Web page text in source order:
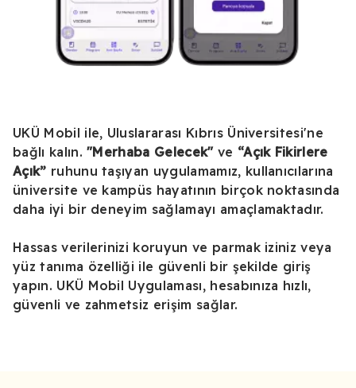
UKÜ Mobil ile, Uluslararası Kıbrıs Üniversitesi'ne
bağlı kalın."Merhaba Gelecek"ve “Açık Fikirlere
Açık” ruhunu taşıyan uygulamamız, kullanıcılarına
üniversite ve kampüs hayatının birçok noktasında
daha iyi bir deneyim sağlamayı amaçlamaktadır.
Hassas verilerinizi koruyun ve parmak iziniz veya
yüz tanıma özelliği ile güvenli bir şekilde giriş
yapın. UKÜ Mobil Uygulaması, hesabınıza hızlı,
güvenli ve zahmetsiz erişim sağlar.